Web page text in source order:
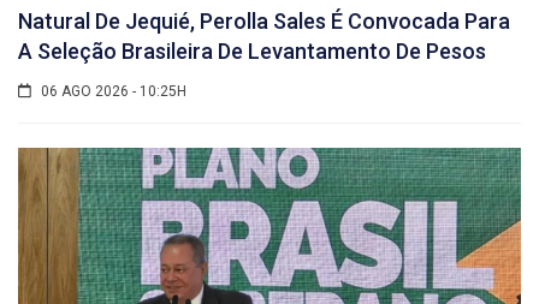
Natural De Jequié, Perolla Sales É Convocada Para
A Seleção Brasileira De Levantamento De Pesos
06 AGO 2026 - 10:25H